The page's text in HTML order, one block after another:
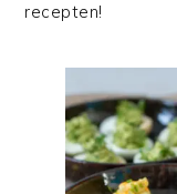
recepten!